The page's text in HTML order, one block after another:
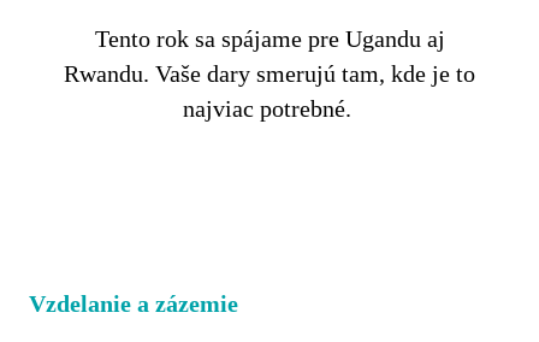
Tento rok sa spájame pre Ugandu aj
Rwandu. Vaše dary smerujú tam, kde je to
najviac potrebné.
Vzdelanie a zázemie